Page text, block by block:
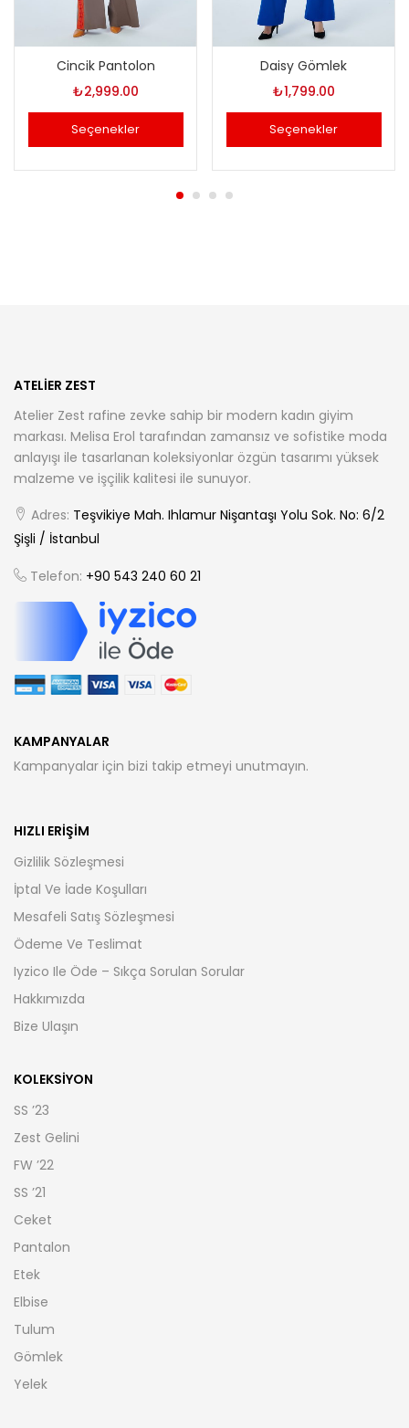
Cincik Pantolon
₺2,999.00
Seçenekler
Daisy Gömlek
₺1,799.00
Seçenekler
ATELIER ZEST
Atelier Zest rafine zevke sahip bir modern kadın giyim
markası. Melisa Erol tarafından zamansız ve sofistike moda
anlayışı ile tasarlanan koleksiyonlar özgün tasarımı yüksek
malzeme ve işçilik kalitesi ile sunuyor.
Adres: Teşvikiye Mah. Ihlamur Nişantaşı Yolu Sok. No: 6/2
Şişli / İstanbul
Telefon: +90 543 240 60 21
KAMPANYALAR
Kampanyalar için bizi takip etmeyi unutmayın.
HIZLI ERIŞIM
Gizlilik Sözleşmesi
İptal Ve İade Koşulları
Mesafeli Satış Sözleşmesi
Ödeme Ve Teslimat
Iyzico Ile Öde – Sıkça Sorulan Sorular
Hakkımızda
Bize Ulaşın
KOLEKSIYON
SS ’23
Zest Gelini
FW ’22
SS ’21
Ceket
Pantalon
Etek
Elbise
Tulum
Gömlek
Yelek